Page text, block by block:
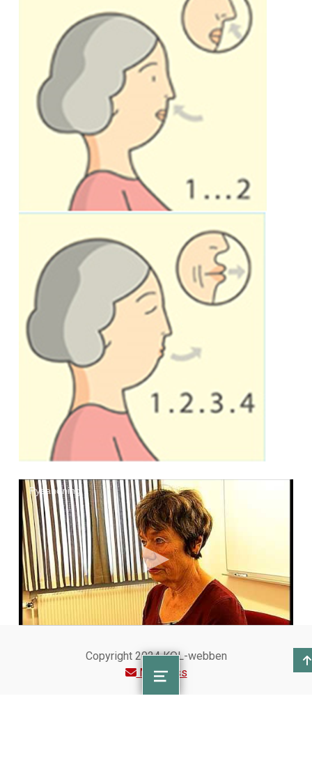
MENU
Pysandning 1
Pysandning 2 1Copyright 2024 KOL-webben
Maila oss